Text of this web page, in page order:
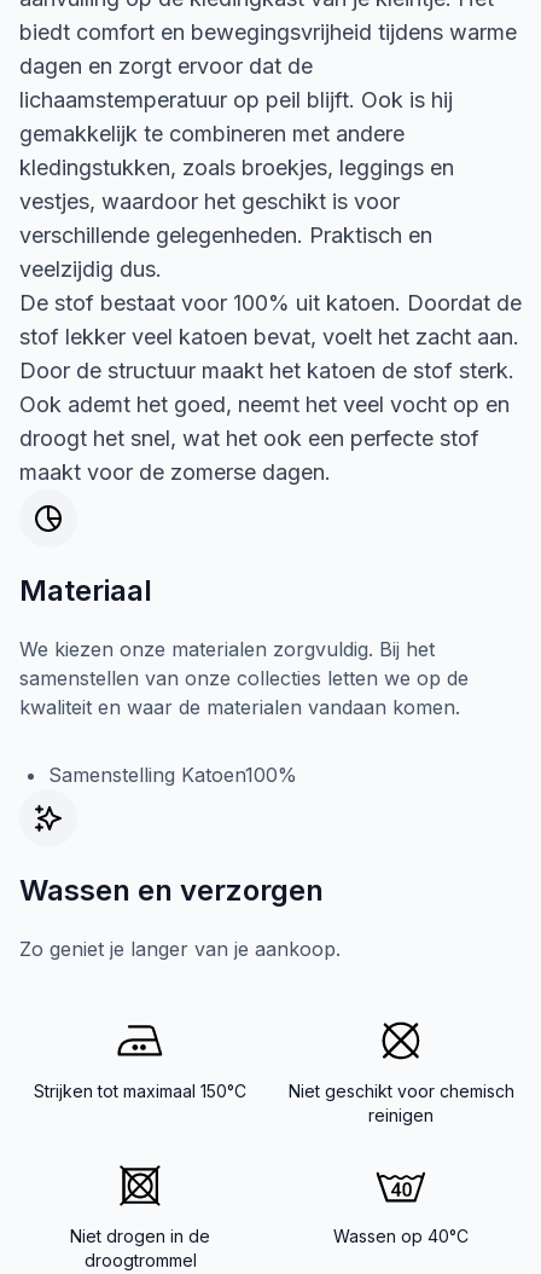
biedt comfort en bewegingsvrijheid tijdens warme
dagen en zorgt ervoor dat de
lichaamstemperatuur op peil blijft. Ook is hij
gemakkelijk te combineren met andere
kledingstukken, zoals broekjes, leggings en
vestjes, waardoor het geschikt is voor
verschillende gelegenheden. Praktisch en
veelzijdig dus.
De stof bestaat voor 100% uit katoen. Doordat de
stof lekker veel katoen bevat, voelt het zacht aan.
Door de structuur maakt het katoen de stof sterk.
Ook ademt het goed, neemt het veel vocht op en
droogt het snel, wat het ook een perfecte stof
maakt voor de zomerse dagen.
Materiaal
We kiezen onze materialen zorgvuldig. Bij het
samenstellen van onze collecties letten we op de
kwaliteit en waar de materialen vandaan komen.
Samenstelling Katoen100%
Wassen en verzorgen
Zo geniet je langer van je aankoop.
Strijken tot maximaal 150°C
Niet geschikt voor chemisch
reinigen
Niet drogen in de
droogtrommel
Wassen op 40°C